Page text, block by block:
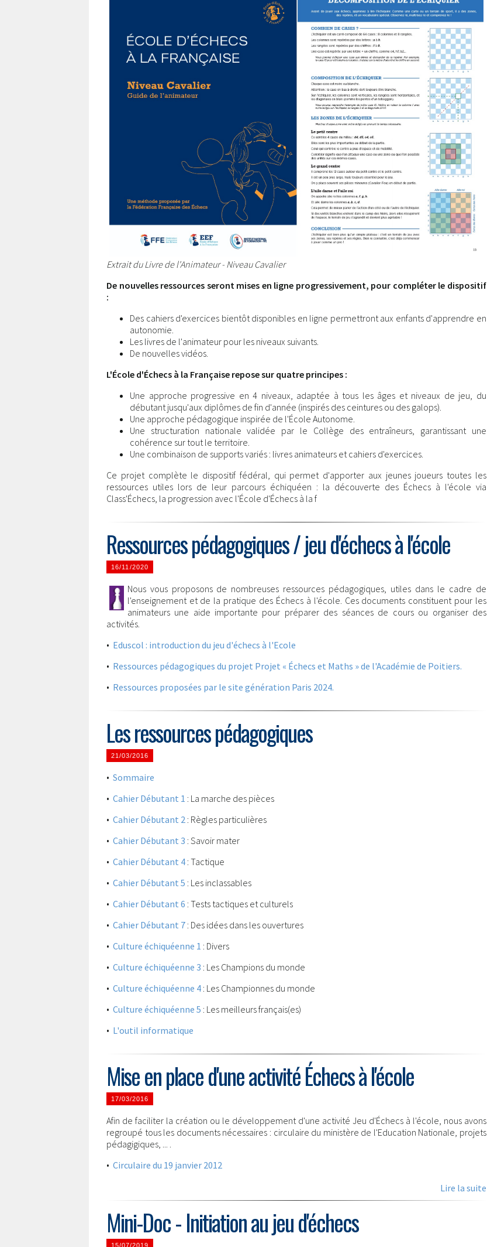
Extrait du Livre de l'Animateur - Niveau Cavalier
De nouvelles ressources seront mises en ligne progressivement, pour compléter le dispositif
:
Des cahiers d'exercices bientôt disponibles en ligne permettront aux enfants d'apprendre en
autonomie.
Les livres de l'animateur pour les niveaux suivants.
De nouvelles vidéos.
L'École d'Échecs à la Française repose sur quatre principes :
Une approche progressive en 4 niveaux, adaptée à tous les âges et niveaux de jeu, du
débutant jusqu'aux diplômes de fin d'année (inspirés des ceintures ou des galops).
Une approche pédagogique inspirée de l'École Autonome.
Une structuration nationale validée par le Collège des entraîneurs, garantissant une
cohérence sur tout le territoire.
Une combinaison de supports variés : livres animateurs et cahiers d'exercices.
Ce projet complète le dispositif fédéral, qui permet d'apporter aux jeunes joueurs toutes les
ressources utiles lors de leur parcours échiquéen : la découverte des Échecs à l'école via
Class'Échecs, la progression avec l'École d'Échecs à la f
Ressources pédagogiques / jeu d'échecs à l'école
16/11/2020
Nous vous proposons de nombreuses ressources pédagogiques, utiles dans le cadre de
l'enseignement et de la pratique des Échecs à l'école. Ces documents constituent pour les
animateurs une aide importante pour préparer des séances de cours ou organiser des
activités.
• Eduscol : introduction du jeu d'échecs à l'Ecole
• Ressources pédagogiques du projet Projet « Échecs et Maths » de l'Académie de Poitiers.
• Ressources proposées par le site génération Paris 2024.
Les ressources pédagogiques
21/03/2016
• Sommaire
• Cahier Débutant 1 : La marche des pièces
• Cahier Débutant 2 : Règles particulières
• Cahier Débutant 3 : Savoir mater
• Cahier Débutant 4 : Tactique
• Cahier Débutant 5 : Les inclassables
• Cahier Débutant 6 : Tests tactiques et culturels
• Cahier Débutant 7 : Des idées dans les ouvertures
• Culture échiquéenne 1 : Divers
• Culture échiquéenne 3 : Les Champions du monde
• Culture échiquéenne 4 : Les Championnes du monde
• Culture échiquéenne 5 : Les meilleurs français(es)
• L'outil informatique
Mise en place d'une activité Échecs à l'école
17/03/2016
Afin de faciliter la création ou le développement d'une activité Jeu d'Échecs à l'école, nous avons
regroupé tous les documents nécessaires : circulaire du ministère de l'Education Nationale, projets
pédagigiques, ... .
• Circulaire du 19 janvier 2012
Lire la suite
Mini-Doc - Initiation au jeu d'échecs
15/07/2019